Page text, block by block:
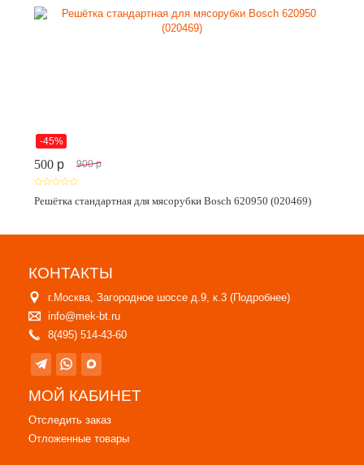
-45%
500 p 900 p
Решётка стандартная для мясорубки Bosch 620950 (020469)
КОНТАКТЫ
г.Москва, Загородное шоссе д.9, к.3 (Подробнее)
info@mek-bt.ru
8(495) 514-43-60
МОЙ КАБИНЕТ
Отследить заказ
Отложенные товары